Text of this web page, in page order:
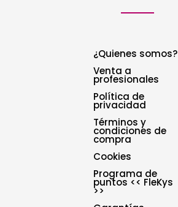
¿Quienes somos?
Venta a
profesionales
Política de
privacidad
Términos y
condiciones de
compra
Cookies
Programa de
puntos << FleKys
>>